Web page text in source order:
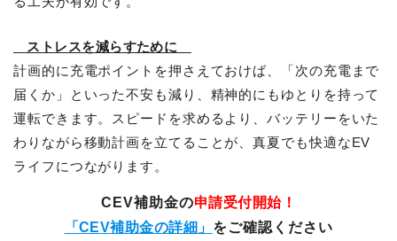
ストレスを減らすために
計画的に充電ポイントを押さえておけば、「次の充電まで
届くか」といった不安も減り、精神的にもゆとりを持って
運転できます。スピードを求めるより、バッテリーをいた
わりながら移動計画を立てることが、真夏でも快適なEV
ライフにつながります。
CEV補助金の申請受付開始！
「CEV補助金の詳細」 をご確認ください